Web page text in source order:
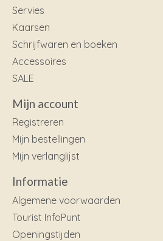
Servies
Kaarsen
Schrijfwaren en boeken
Accessoires
SALE
Mijn account
Registreren
Mijn bestellingen
Mijn verlanglijst
Informatie
Algemene voorwaarden
Tourist InfoPunt
Openingstijden